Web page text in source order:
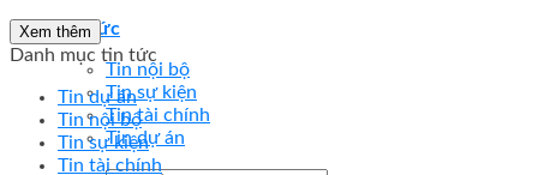
Tin tức
Tin nội bộ
Tin sự kiện
Tin tài chính
Tin dự án
Xem thêm
Danh mục tin tức
Tin dự án
Tin nội bộ
Tin sự kiện
Tin tài chính